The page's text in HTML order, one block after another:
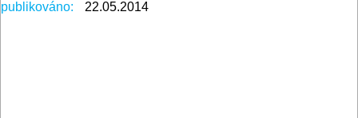
publikováno:
22.05.2014